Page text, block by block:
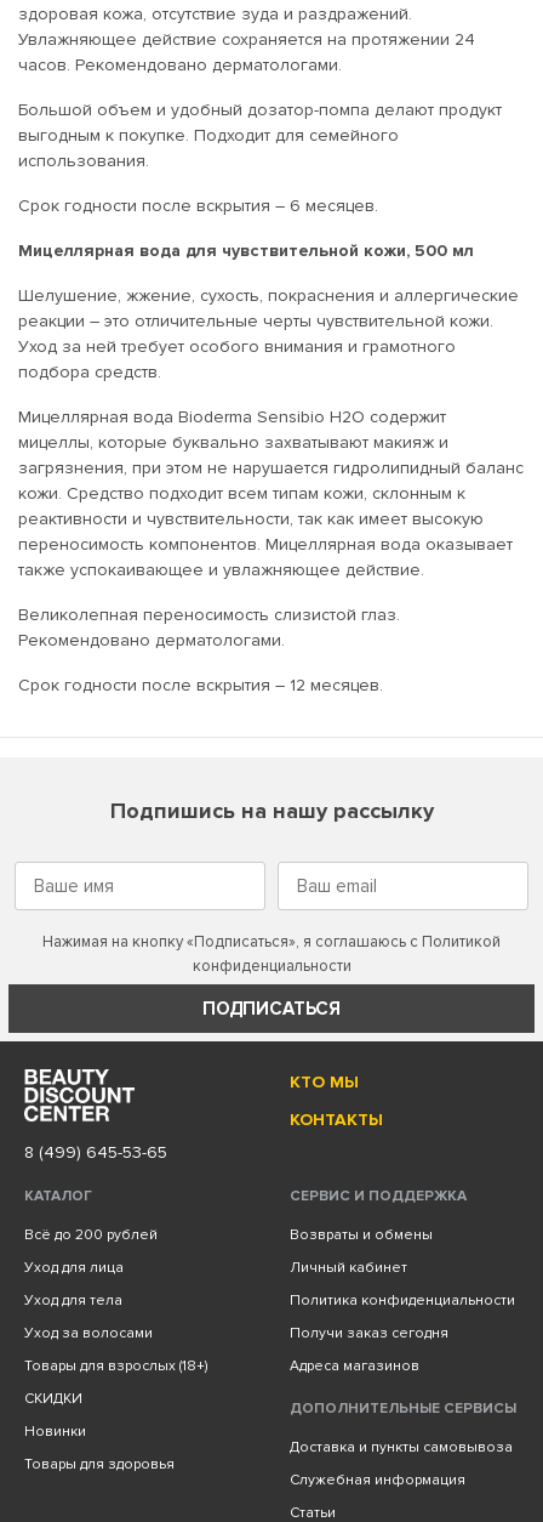
здоровая кожа, отсутствие зуда и раздражений.
Увлажняющее действие сохраняется на протяжении 24
часов. Рекомендовано дерматологами.
Большой объем и удобный дозатор-помпа делают продукт
выгодным к покупке. Подходит для семейного
использования.
Срок годности после вскрытия – 6 месяцев.
Мицеллярная вода для чувствительной кожи, 500 мл
Шелушение, жжение, сухость, покраснения и аллергические
реакции – это отличительные черты чувствительной кожи.
Уход за ней требует особого внимания и грамотного
подбора средств.
Мицеллярная вода Bioderma Sensibio Н2О содержит
мицеллы, которые буквально захватывают макияж и
загрязнения, при этом не нарушается гидролипидный баланс
кожи. Средство подходит всем типам кожи, склонным к
реактивности и чувствительности, так как имеет высокую
переносимость компонентов. Мицеллярная вода оказывает
также успокаивающее и увлажняющее действие.
Великолепная переносимость слизистой глаз.
Рекомендовано дерматологами.
Срок годности после вскрытия – 12 месяцев.
Подпишись на нашу рассылку
Нажимая на кнопку «Подписаться», я соглашаюсь с Политикой
конфиденциальности
ПОДПИСАТЬСЯ
КТО МЫ
КОНТАКТЫ
8 (499) 645-53-65
КАТАЛОГ
Всё до 200 рублей
Уход для лица
Уход для тела
Уход за волосами
Товары для взрослых (18+)
СКИДКИ
Новинки
Товары для здоровья
СЕРВИС И ПОДДЕРЖКА
Возвраты и обмены
Личный кабинет
Политика конфиденциальности
Получи заказ сегодня
Адреса магазинов
ДОПОЛНИТЕЛЬНЫЕ СЕРВИСЫ
Доставка и пункты самовывоза
Служебная информация
Статьи